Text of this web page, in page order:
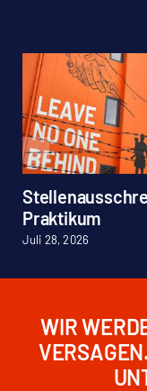
Praktikum
Juli 28, 2026
WIR